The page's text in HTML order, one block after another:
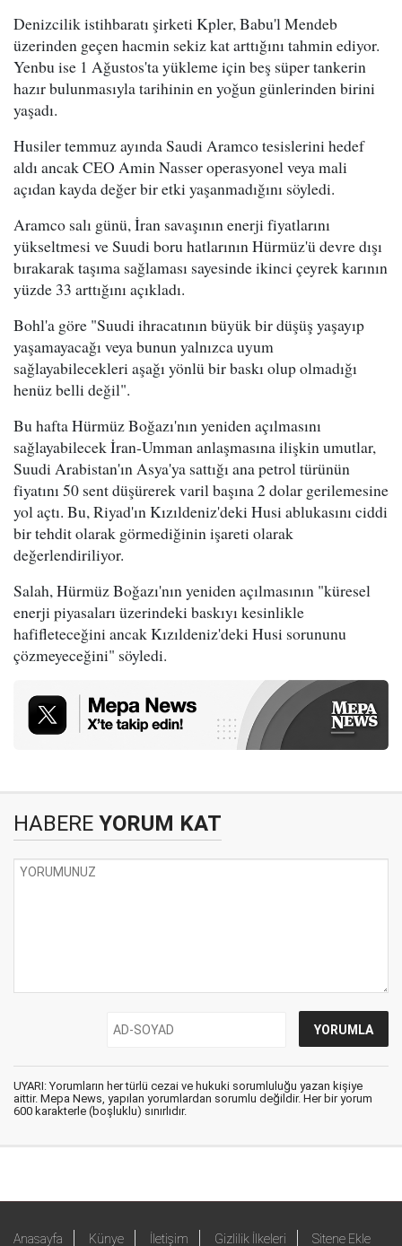
Denizcilik istihbaratı şirketi Kpler, Babu'l Mendeb
üzerinden geçen hacmin sekiz kat arttığını tahmin ediyor.
Yenbu ise 1 Ağustos'ta yükleme için beş süper tankerin
hazır bulunmasıyla tarihinin en yoğun günlerinden birini
yaşadı.
Husiler temmuz ayında Saudi Aramco tesislerini hedef
aldı ancak CEO Amin Nasser operasyonel veya mali
açıdan kayda değer bir etki yaşanmadığını söyledi.
Aramco salı günü, İran savaşının enerji fiyatlarını
yükseltmesi ve Suudi boru hatlarının Hürmüz'ü devre dışı
bırakarak taşıma sağlaması sayesinde ikinci çeyrek karının
yüzde 33 arttığını açıkladı.
Bohl'a göre "Suudi ihracatının büyük bir düşüş yaşayıp
yaşamayacağı veya bunun yalnızca uyum
sağlayabilecekleri aşağı yönlü bir baskı olup olmadığı
henüz belli değil".
Bu hafta Hürmüz Boğazı'nın yeniden açılmasını
sağlayabilecek İran-Umman anlaşmasına ilişkin umutlar,
Suudi Arabistan'ın Asya'ya sattığı ana petrol türünün
fiyatını 50 sent düşürerek varil başına 2 dolar gerilemesine
yol açtı. Bu, Riyad'ın Kızıldeniz'deki Husi ablukasını ciddi
bir tehdit olarak görmediğinin işareti olarak
değerlendiriliyor.
Salah, Hürmüz Boğazı'nın yeniden açılmasının "küresel
enerji piyasaları üzerindeki baskıyı kesinlikle
hafifleteceğini ancak Kızıldeniz'deki Husi sorununu
çözmeyeceğini" söyledi.
HABERE YORUM KAT
UYARI: Yorumların her türlü cezai ve hukuki sorumluluğu yazan kişiye
aittir. Mepa News, yapılan yorumlardan sorumlu değildir. Her bir yorum
600 karakterle (boşluklu) sınırlıdır.
Anasayfa Künye İletişim Gizlilik İlkeleri Sitene Ekle